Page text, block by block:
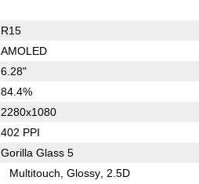
R15
AMOLED
6.28"
84.4%
2280x1080
402 PPI
Gorilla Glass 5
Multitouch Glossy 2.5D